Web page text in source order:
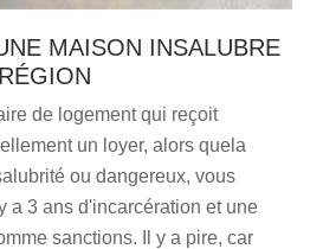
MAISON INSALUBRE
de logement qui reçoit
un loyer, alors quela
ou dangereux, vous
a 3 ans d'incarcération et une
sanctions. Il y a pire, car